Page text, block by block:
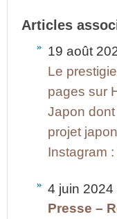
Articles
19 août
Le
pages sur
Japon
projet
Instagram
4 juin 2024
Presse –